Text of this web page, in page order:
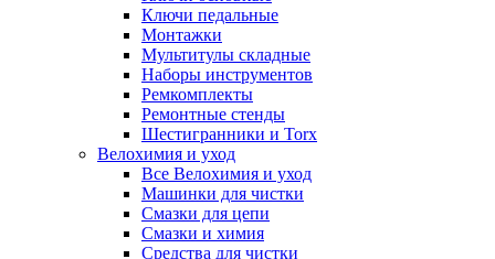
Ключи педальные
Монтажки
Мультитулы складные
Наборы инструментов
Ремкомплекты
Ремонтные стенды
Шестигранники и Torx
Велохимия и уход
Все Велохимия и уход
Машинки для чистки
Смазки для цепи
Смазки и химия
Средства для чистки